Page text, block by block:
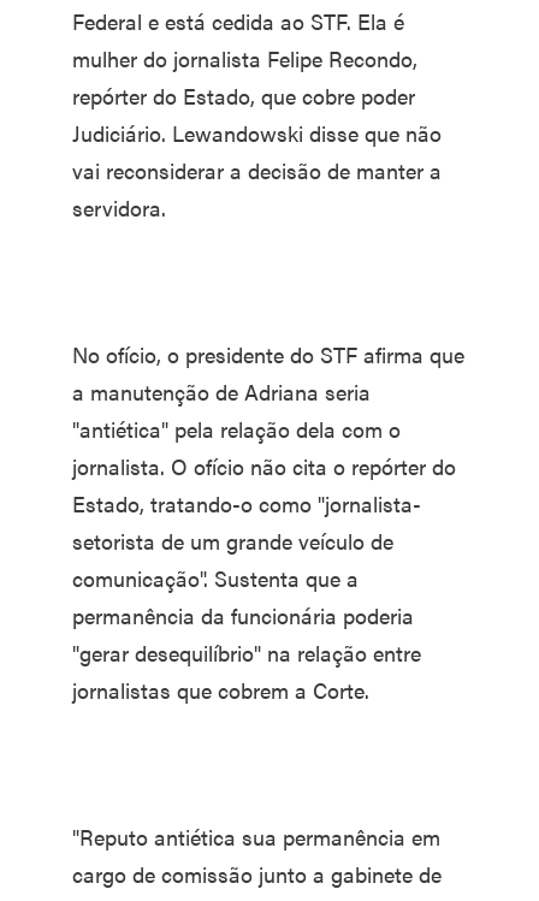
Federal e está cedida ao STF. Ela é
mulher do jornalista Felipe Recondo,
repórter do Estado, que cobre poder
Judiciário. Lewandowski disse que não
vai reconsiderar a decisão de manter a
servidora.
No ofício, o presidente do STF afirma que
a manutenção de Adriana seria
"antiética" pela relação dela com o
jornalista. O ofício não cita o repórter do
Estado, tratando-o como "jornalista-
setorista de um grande veículo de
comunicação". Sustenta que a
permanência da funcionária poderia
"gerar desequilíbrio" na relação entre
jornalistas que cobrem a Corte.
"Reputo antiética sua permanência em
cargo de comissão junto a gabinete de